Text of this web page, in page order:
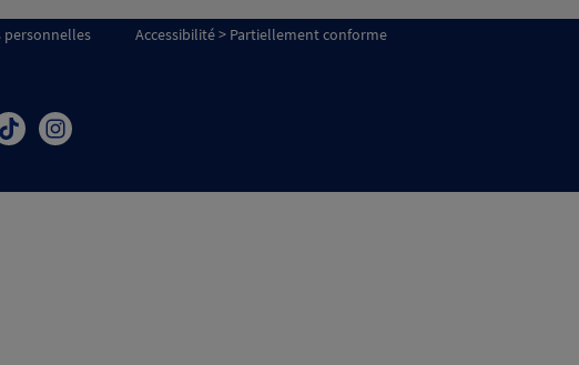
personnelles
Accessibilité > Partiellement conforme